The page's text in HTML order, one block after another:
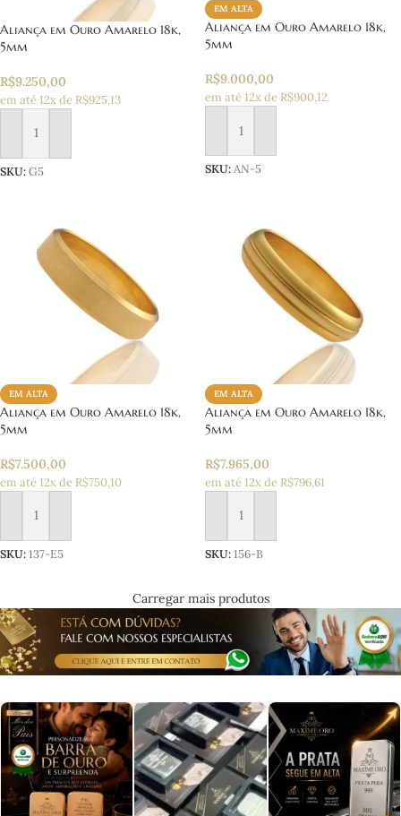
Aliança em Ouro Amarelo 18k,
5mm
R$9.250,00
em até 12x de R$925,13
Adicionar ao carrinho
SKU:G5
EM ALTA
Aliança em Ouro Amarelo 18k,
5mm
R$9.000,00
em até 12x de R$900,12
Adicionar ao carrinho
SKU:AN-5
EM ALTA
Aliança em Ouro Amarelo 18k,
5mm
R$7.500,00
em até 12x de R$750,10
Adicionar ao carrinho
SKU:137-E5
EM ALTA
Aliança em Ouro Amarelo 18k,
5mm
R$7.965,00
em até 12x de R$796,61
Adicionar ao carrinho
SKU:156-B
Carregar mais produtos